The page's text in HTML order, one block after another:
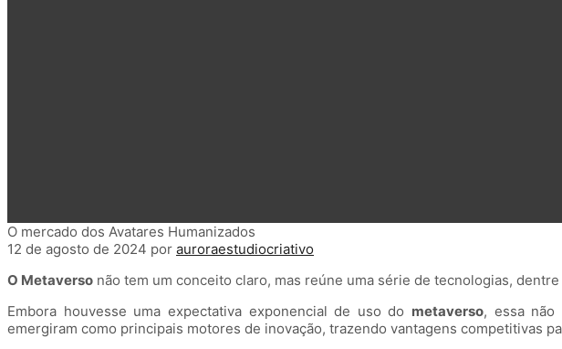
O mercado dos Avatares Humanizados
12 de agosto de 2024 por auroraestudiocriativo
O Metaverso não tem um conceito claro, mas reúne uma série de tecnologias, dentre
Embora houvesse uma expectativa exponencial de uso do metaverso, essa não
emergiram como principais motores de inovação, trazendo vantagens competitivas